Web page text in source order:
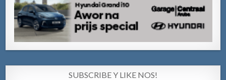
SUBSCRIBE Y LIKE NOS!